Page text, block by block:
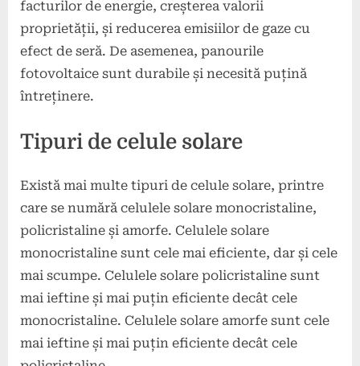
facturilor de energie, creșterea valorii
proprietății, și reducerea emisiilor de gaze cu
efect de seră. De asemenea, panourile
fotovoltaice sunt durabile și necesită puțină
întreținere.
Tipuri de celule solare
Există mai multe tipuri de celule solare, printre
care se numără celulele solare monocristaline,
policristaline și amorfe. Celulele solare
monocristaline sunt cele mai eficiente, dar și cele
mai scumpe. Celulele solare policristaline sunt
mai ieftine și mai puțin eficiente decât cele
monocristaline. Celulele solare amorfe sunt cele
mai ieftine și mai puțin eficiente decât cele